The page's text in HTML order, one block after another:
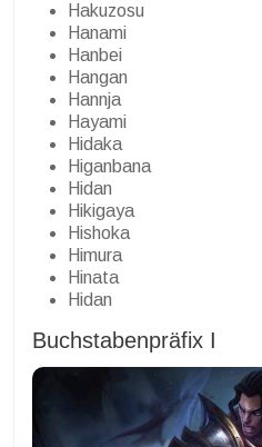
Hakuzosu
Hanami
Hanbei
Hangan
Hannja
Hayami
Hidaka
Higanbana
Hidan
Hikigaya
Hishoka
Himura
Hinata
Hidan
Buchstabenpräfix I